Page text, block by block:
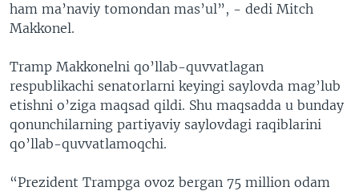
ham ma’naviy tomondan mas’ul”, - dedi Mitch
Makkonel.
Tramp Makkonelni qo’llab-quvvatlagan
respublikachi senatorlarni keyingi saylovda mag’lub
etishni o’ziga maqsad qildi. Shu maqsadda u bunday
qonunchilarning partiyaviy saylovdagi raqiblarini
qo’llab-quvvatlamoqchi.
“Prezident Trampga ovoz bergan 75 million odam